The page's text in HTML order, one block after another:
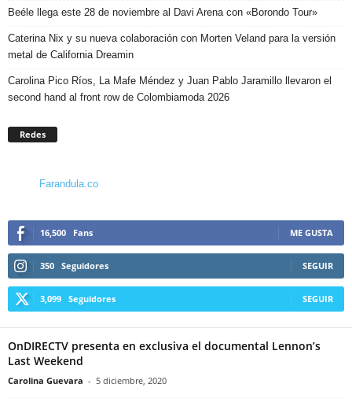
Beéle llega este 28 de noviembre al Davi Arena con «Borondo Tour»
Caterina Nix y su nueva colaboración con Morten Veland para la versión
metal de California Dreamin
Carolina Pico Ríos, La Mafe Méndez y Juan Pablo Jaramillo llevaron el
second hand al front row de Colombiamoda 2026
Redes
Farandula.co
16,500 Fans ME GUSTA
350 Seguidores SEGUIR
3,099 Seguidores SEGUIR
OnDIRECTV presenta en exclusiva el documental Lennon’s
Last Weekend
Carolina Guevara - 5 diciembre, 2020